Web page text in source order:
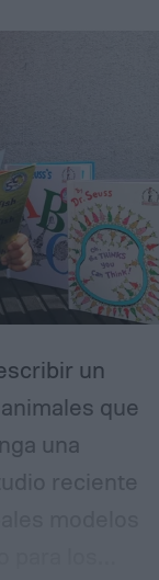
un
que
una
reciente